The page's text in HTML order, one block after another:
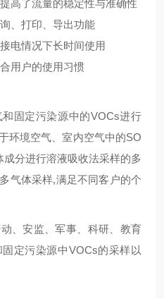
高了流量的稳定性与准确性
、打印、导出功能
电情况下长时间使用
用户的使用习惯
固定污染源中的VOCs进行
环境空气、室内空气中的SO
分进行溶液吸收法采样的多
气体采样,满足不同客户的个
、安监、军事、科研、教育
定污染源中VOCs的采样以